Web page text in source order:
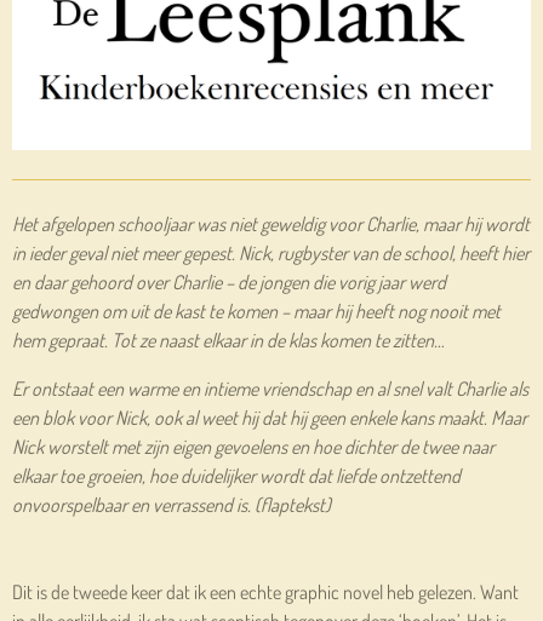
Het afgelopen schooljaar was niet geweldig voor Charlie, maar hij wordt
in ieder geval niet meer gepest. Nick, rugbyster van de school, heeft hier
en daar gehoord over Charlie – de jongen die vorig jaar werd
gedwongen om uit de kast te komen – maar hij heeft nog nooit met
hem gepraat. Tot ze naast elkaar in de klas komen te zitten…
Er ontstaat een warme en intieme vriendschap en al snel valt Charlie als
een blok voor Nick, ook al weet hij dat hij geen enkele kans maakt. Maar
Nick worstelt met zijn eigen gevoelens en hoe dichter de twee naar
elkaar toe groeien, hoe duidelijker wordt dat liefde ontzettend
onvoorspelbaar en verrassend is. (flaptekst)
Dit is de tweede keer dat ik een echte graphic novel heb gelezen. Want